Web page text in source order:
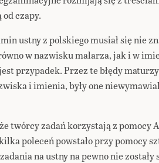
czapy.
ustny z polskiego musiał się nie
w nazwisku malarza, jak i w
przypadek. Przez te błędy
i imienia, były one
twórcy zadań korzystają z pomocy
poleceń powstało przy pomocy
na ustny na pewno nie zostały